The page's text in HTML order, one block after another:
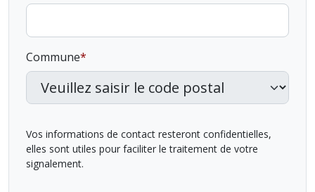
Commune
Vos informations de contact resteront confidentielles,
elles sont utiles pour faciliter le traitement de votre
signalement.